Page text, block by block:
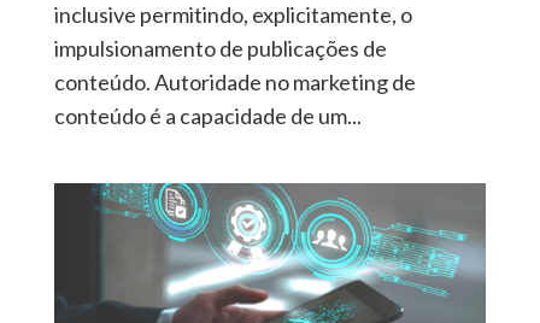
inclusive permitindo, explicitamente, o
impulsionamento de publicações de
conteúdo. Autoridade no marketing de
conteúdo é a capacidade de um...